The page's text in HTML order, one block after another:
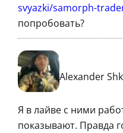
svyazki/samorph-
попробовать?
Alexander
Я в лайве с ними
показывают. Правда